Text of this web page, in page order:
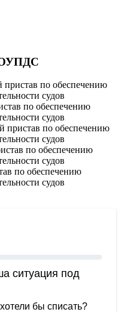
ОУПДС
пристав по обеспечению
судов
по обеспечению
судов
пристав по обеспечению
судов
по обеспечению
судов
по обеспечению
судов